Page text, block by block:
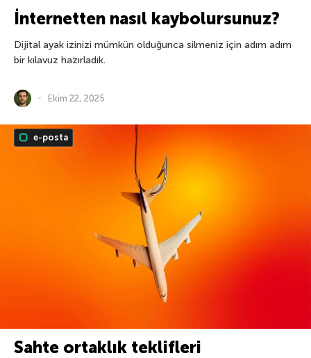
İnternetten nasıl kaybolursunuz?
Dijital ayak izinizi mümkün olduğunca silmeniz için adım adım
bir kılavuz hazırladık.
Ekim 22, 2025
e-posta
Sahte ortaklık teklifleri